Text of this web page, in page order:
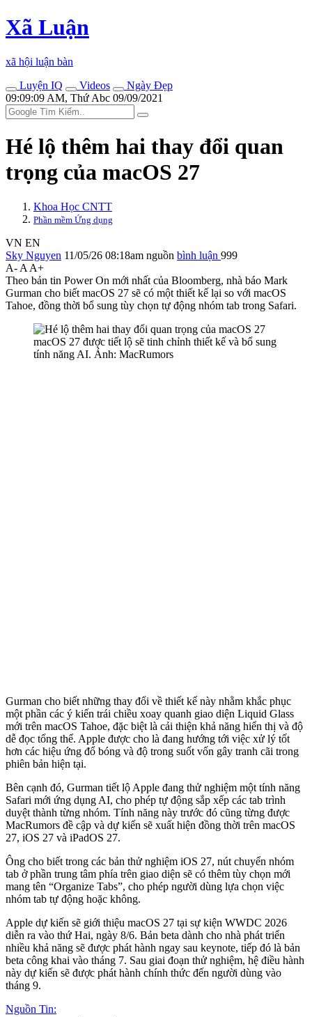
Xã Luận
xã hội luận bàn
Luyện IQ
Videos
Ngày Đẹp
09:09:09 AM, Thứ Abc 09/09/2021
Hé lộ thêm hai thay đổi quan
trọng của macOS 27
Khoa Học CNTT
Phần mềm Ứng dụng
VN EN
Sky Nguyen 11/05/26 08:18am nguồn bình luận 999
A- A A+
Theo bản tin Power On mới nhất của Bloomberg, nhà báo Mark
Gurman cho biết macOS 27 sẽ có một thiết kế lại so với macOS
Tahoe, đồng thời bổ sung tùy chọn tự động nhóm tab trong Safari.
macOS 27 được tiết lộ sẽ tinh chỉnh thiết kế và bổ sung
tính năng AI. Ảnh: MacRumors
Gurman cho biết những thay đổi về thiết kế này nhằm khắc phục
một phần các ý kiến trái chiều xoay quanh giao diện Liquid Glass
mới trên macOS Tahoe, đặc biệt là cải thiện khả năng hiển thị và độ
dễ đọc tổng thể. Apple được cho là đang hướng tới việc xử lý tốt
hơn các hiệu ứng đổ bóng và độ trong suốt vốn gây tranh cãi trong
phiên bản hiện tại.
Bên cạnh đó, Gurman tiết lộ Apple đang thử nghiệm một tính năng
Safari mới ứng dụng AI, cho phép tự động sắp xếp các tab trình
duyệt thành từng nhóm. Tính năng này trước đó cũng từng được
MacRumors đề cập và dự kiến sẽ xuất hiện đồng thời trên macOS
27, iOS 27 và iPadOS 27.
Ông cho biết trong các bản thử nghiệm iOS 27, nút chuyển nhóm
tab ở phần trung tâm phía trên giao diện sẽ có thêm tùy chọn mới
mang tên “Organize Tabs”, cho phép người dùng lựa chọn việc
nhóm tab tự động hoặc không.
Apple dự kiến sẽ giới thiệu macOS 27 tại sự kiện WWDC 2026
diễn ra vào thứ Hai, ngày 8/6. Bản beta dành cho nhà phát triển
nhiều khả năng sẽ được phát hành ngay sau keynote, tiếp đó là bản
beta công khai vào tháng 7. Sau giai đoạn thử nghiệm, hệ điều hành
này dự kiến sẽ được phát hành chính thức đến người dùng vào
tháng 9.
Nguồn Tin: